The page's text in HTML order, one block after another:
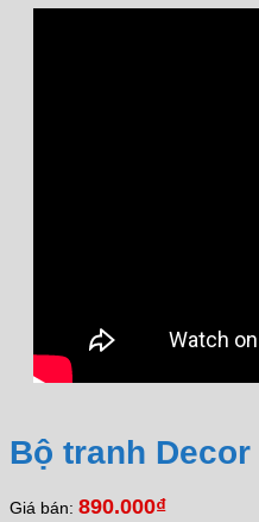
Bộ tranh Decor
Giá bán: 890.000₫